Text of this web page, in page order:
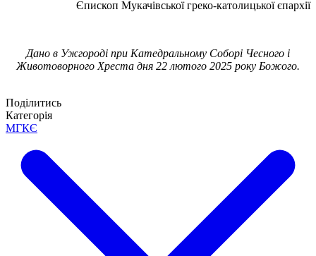
Єпископ Мукачівської греко-католицької єпархії
Дано в Ужгороді при Катедральному Соборі Чесного і
Животоворного Хреста дня 22 лютого 2025 року Божого.
Поділитись
Категорія
МГКЄ